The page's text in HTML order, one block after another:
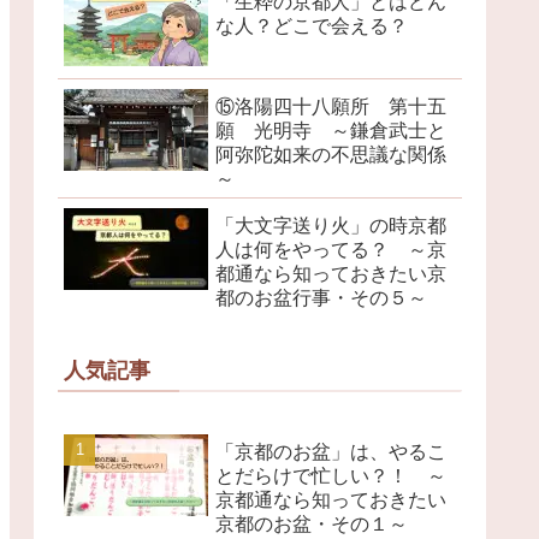
な人？どこで会える？
⑮洛陽四十八願所 第十五
願 光明寺 ～鎌倉武士と
阿弥陀如来の不思議な関係
～
「大文字送り火」の時京都
人は何をやってる？ ～京
都通なら知っておきたい京
都のお盆行事・その５～
人気記事
「京都のお盆」は、やるこ
とだらけで忙しい？！ ～
京都通なら知っておきたい
京都のお盆・その１～